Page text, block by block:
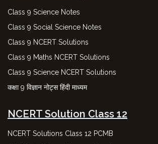
Class 9 Science Notes
Class 9 Social Science Notes
Class 9 NCERT Solutions
Class 9 Maths NCERT Solutions
Class 9 Science NCERT Solutions
कक्षा 9 विज्ञान नोट्स हिंदी माध्यम
NCERT Solution Class 12
NCERT Solutions Class 12 PCMB